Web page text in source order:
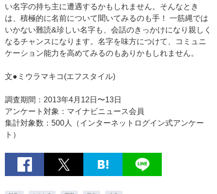
い名字の持ち主に遭遇するかもしれません。そんなとき
は、積極的に名前について聞いてみるのも手！ 一筋縄では
いかない難読&珍しい名字も、会話のきっかけになり親しく
なるチャンスになります。名字を味方につけて、コミュニ
ケーション能力を高めてみるのもありかもしれません。
文●ミウラマキコ(エフスタイル)
調査期間：2013年4月12日〜13日
アンケート対象：マイナビニュース会員
集計対象数：500人（インターネットログイン式アンケー
ト）